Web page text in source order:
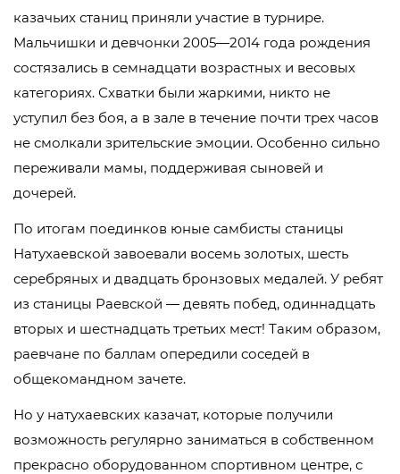
казачьих станиц приняли участие в турнире.
Мальчишки и девчонки 2005—2014 года рождения
состязались в семнадцати возрастных и весовых
категориях. Схватки были жаркими, никто не
уступил без боя, а в зале в течение почти трех часов
не смолкали зрительские эмоции. Особенно сильно
переживали мамы, поддерживая сыновей и
дочерей.
По итогам поединков юные самбисты станицы
Натухаевской завоевали восемь золотых, шесть
серебряных и двадцать бронзовых медалей. У ребят
из станицы Раевской — девять побед, одиннадцать
вторых и шестнадцать третьих мест! Таким образом,
раевчане по баллам опередили соседей в
общекомандном зачете.
Но у натухаевских казачат, которые получили
возможность регулярно заниматься в собственном
прекрасно оборудованном спортивном центре, с